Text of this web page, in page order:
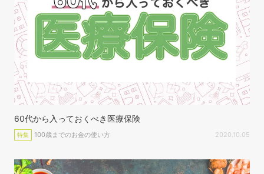
60代から入っておくべき医療保険
特集 100歳までのお金の使い方 2020.10.05